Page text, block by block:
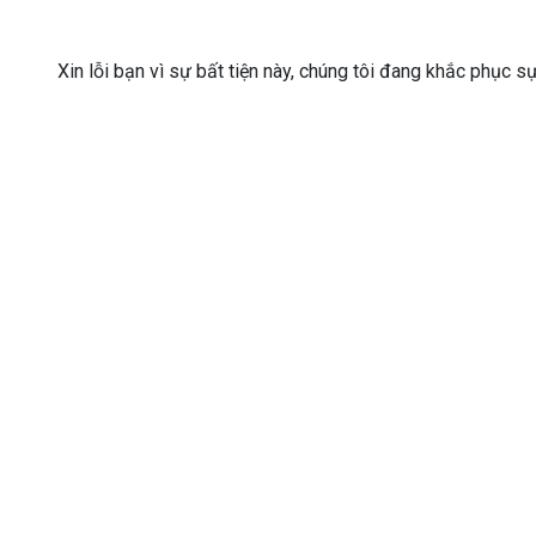
Xin lỗi bạn vì sự bất tiện này, chúng tôi đang khắc phục